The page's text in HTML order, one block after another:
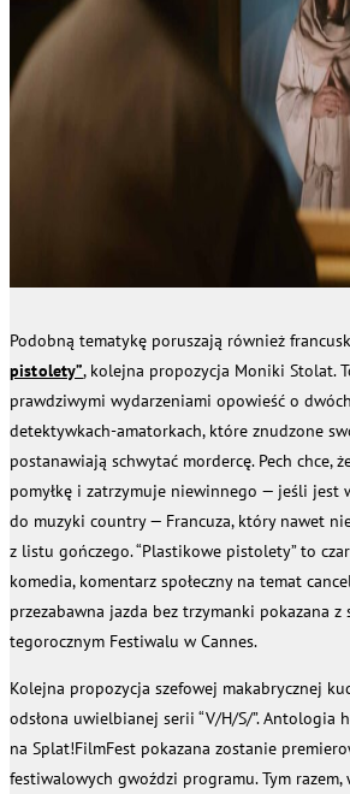
Podobną tematykę poruszają również
pistolety”, kolejna propozycja Moniki Stolat.
prawdziwymi wydarzeniami opowieść o
detektywkach-amatorkach, które znudzone
postanawiają schwytać mordercę. Pech chce,
pomyłkę i zatrzymuje niewinnego — jeśli jest
do muzyki country — Francuza, który nawet
z listu gończego. “Plastikowe pistolety” to
komedia, komentarz społeczny na temat
przezabawna jazda bez trzymanki pokazana z
tegorocznym Festiwalu w Cannes.
Kolejna propozycja szefowej makabrycznej
odsłona uwielbianej serii “V/H/S/”. Antologia
na Splat!FilmFest pokazana zostanie
festiwalowych gwoździ programu. Tym